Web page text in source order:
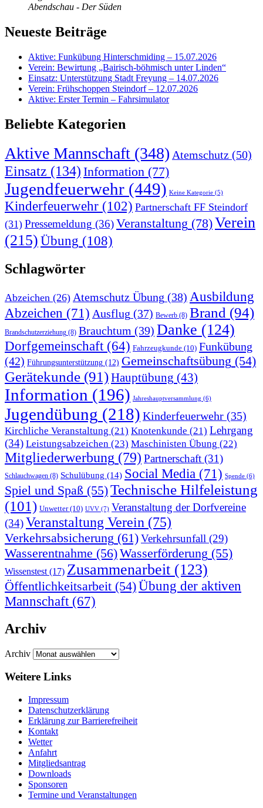
Abendschau - Der Süden
Neueste Beiträge
Aktive: Funkübung Hinterschmiding – 15.07.2026
Verein: Bewirtung „Bairisch-böhmisch unter Linden“
Einsatz: Unterstützung Stadt Freyung – 14.07.2026
Verein: Frühschoppen Steindorf – 12.07.2026
Aktive: Erster Termin – Fahrsimulator
Beliebte Kategorien
Aktive Mannschaft (348) Atemschutz (50)
Einsatz (134) Information (77)
Jugendfeuerwehr (449) Keine Kategorie (5)
Kinderfeuerwehr (102) Partnerschaft FF Steindorf
(31) Pressemeldung (36)Veranstaltung (78)Verein
(215)Übung (108)
Schlagwörter
Abzeichen (26) Atemschutz Übung (38) Ausbildung
Abzeichen (71) Ausflug (37) Bewerb (8) Brand (94)
Brandschutzerziehung (8) Brauchtum (39) Danke (124)
Dorfgemeinschaft (64) Fahrzeugkunde (10) Funkübung
(42) Führungsunterstützung (12) Gemeinschaftsübung (54)
Gerätekunde (91)Hauptübung (43)
Information (196) Jahreshauptversammlung (6)
Jugendübung (218) Kinderfeuerwehr (35)
Kirchliche Veranstaltung (21) Knotenkunde (21) Lehrgang
(34) Leistungsabzeichen (23) Maschinisten Übung (22)
Mitgliederwerbung (79) Partnerschaft (31)
Schlauchwagen (8) Schulübung (14) Social Media (71) Spende (6)
Spiel und Spaß (55)Technische Hilfeleistung
(101) Unwetter(10) UVV (7) Veranstaltung der Dorfvereine
(34)Veranstaltung Verein (75)
Verkehrsabsicherung (61)Verkehrsunfall (29)
Wasserentnahme (56)Wasserförderung (55)
Wissenstest (17) Zusammenarbeit (123)
Öffentlichkeitsarbeit (54)Übung der aktiven
Mannschaft (67)
Archiv
Archiv
Weitere Links
Impressum
Datenschutzerklärung
Erklärung zur Barriere­frei­heit
Kontakt
Wetter
Anfahrt
Mitgliedsantrag
Downloads
Sponsoren
Termine und Veranstaltungen